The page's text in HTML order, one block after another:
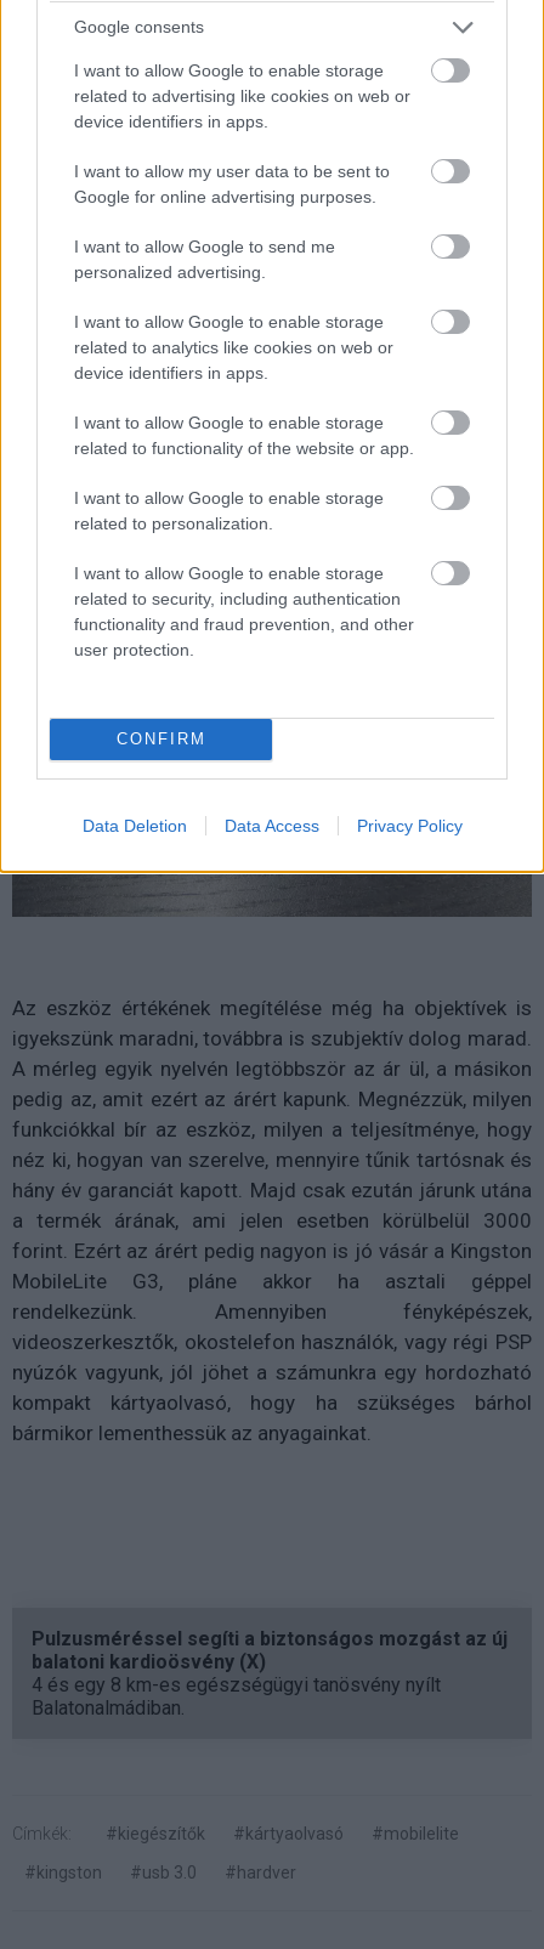
Google consents
I want to allow Google to enable storage
related to advertising like cookies on web or
device identifiers in apps.
I want to allow my user data to be sent to
Google for online advertising purposes.
I want to allow Google to send me
personalized advertising.
I want to allow Google to enable storage
related to analytics like cookies on web or
device identifiers in apps.
I want to allow Google to enable storage
related to functionality of the website or app.
I want to allow Google to enable storage
related to personalization.
I want to allow Google to enable storage
related to security, including authentication
functionality and fraud prevention, and other
user protection.
CONFIRM
Data Deletion Data Access Privacy Policy
A HD Tune Pro 4.6 tesztjei szintén megmutatják mire
képes az ember (HDD) meghajtója írás és olvasás
esetben azonban nem érdemes elvégezni, bármilyen
partícióval rendelkezik tárunk. A mért eredmények
megmutatták, hogy a MobileLite G3 olvasási sebessége
55,6 MB/s (minimum) és 60,8 MB/s (maximum) között
A MobileLite G3 a programok vizslató processzei nélkül
is jól teljesített. A képeket és a video anyagokat gyorsan
továbbította és sok esetben jobban szerepelt, mint a
régebbi noteszgépeink beépített olvasója.
Az eszköz értékének megítélése még ha objektívek is
igyekszünk maradni, továbbra is szubjektív dolog marad.
A mérleg egyik nyelvén legtöbbször az ár ül, a másikon
pedig az, amit ezért az árért kapunk. Megnézzük, milyen
funkciókkal bír az eszköz, milyen a teljesítménye, hogy
néz ki, hogyan van szerelve, mennyire tűnik tartósnak és
hány év garanciát kapott. Majd csak ezután járunk utána
a termék árának, ami jelen esetben körülbelül 3000
forint. Ezért az árért pedig nagyon is jó vásár a Kingston
MobileLite G3, pláne akkor ha asztali géppel
rendelkezünk. Amennyiben fényképészek,
videoszerkesztők, okostelefon használók, vagy régi PSP
nyúzók vagyunk, jól jöhet a számunkra egy hordozható
kompakt kártyaolvasó, hogy ha szükséges bárhol
bármikor lementhessük az anyagainkat.
Pulzusméréssel segíti a biztonságos mozgást az új
balatoni kardioösvény (X)
4 és egy 8 km-es egészségügyi tanösvény nyílt
Balatonalmádiban.
Címkék: #kiegészítők #kártyaolvasó
#mobilelite
#kingston
#usb 3.0 #hardver